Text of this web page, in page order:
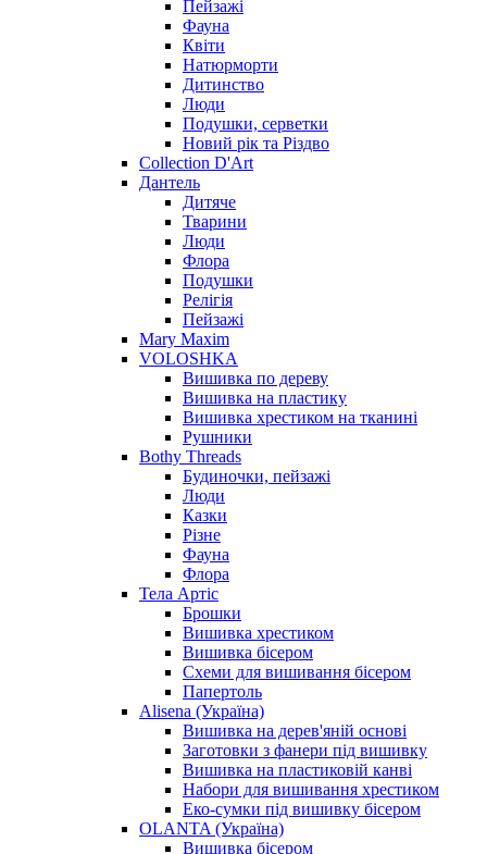
Пейзажі
Фауна
Квіти
Натюрморти
Дитинство
Люди
Подушки, серветки
Новий рік та Різдво
Collection D'Art
Дантель
Дитяче
Тварини
Люди
Флора
Подушки
Релігія
Пейзажі
Mary Maxim
VOLOSHKA
Вишивка по дереву
Вишивка на пластику
Вишивка хрестиком на тканині
Рушники
Bothy Threads
Будиночки, пейзажі
Люди
Казки
Різне
Фауна
Флора
Тела Артіс
Брошки
Вишивка хрестиком
Вишивка бісером
Схеми для вишивання бісером
Папертоль
Alisena (Україна)
Вишивка на дерев'яній основі
Заготовки з фанери під вишивку
Вишивка на пластиковій канві
Набори для вишивання хрестиком
Еко-сумки під вишивку бісером
OLANTA (Україна)
Вишивка бісером